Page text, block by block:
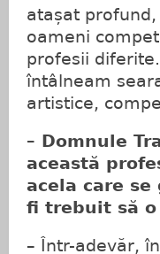
atașat
oameni
profesii
întâlneam
artistice,
– Domnule
această
acela care
fi trebuit să
– Într-adevăr,